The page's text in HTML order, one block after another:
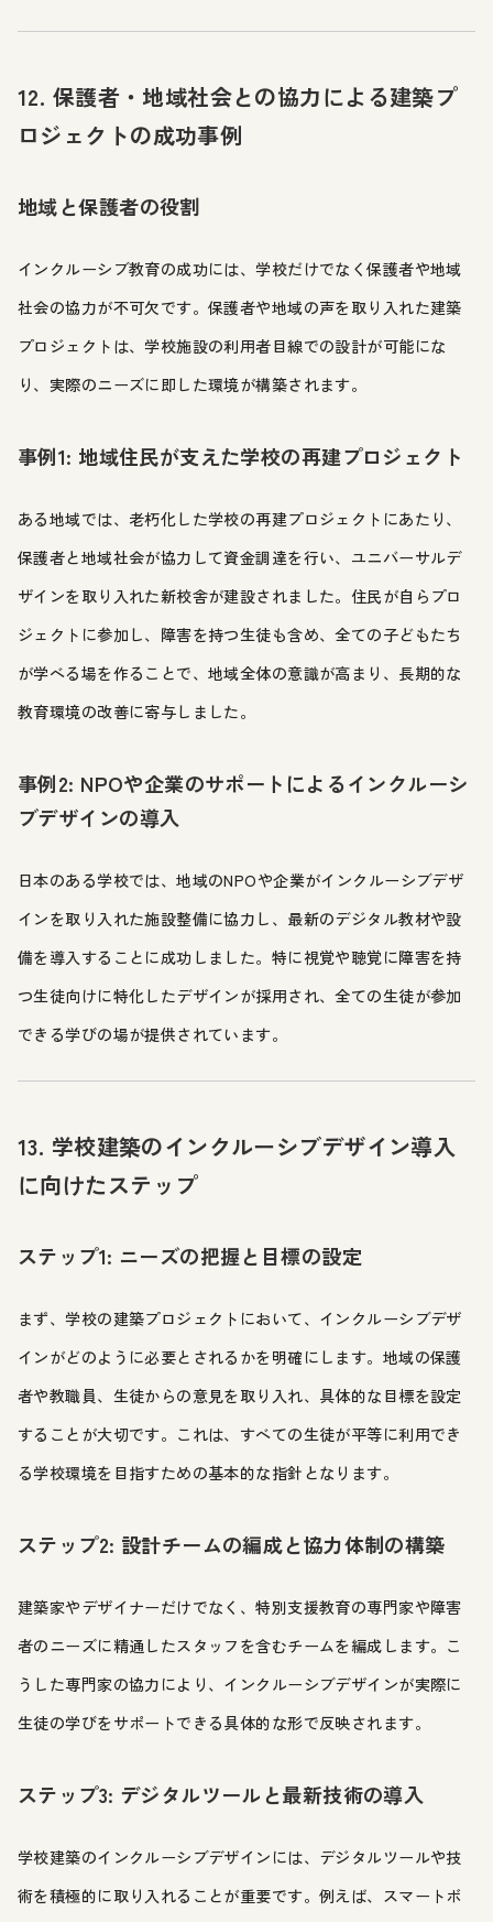
12. 保護者・地域社会との協力による建築プ
ロジェクトの成功事例
地域と保護者の役割
インクルーシブ教育の成功には、学校だけでなく保護者や地域
社会の協力が不可欠です。保護者や地域の声を取り入れた建築
プロジェクトは、学校施設の利用者目線での設計が可能にな
り、実際のニーズに即した環境が構築されます。
事例1: 地域住民が支えた学校の再建プロジェクト
ある地域では、老朽化した学校の再建プロジェクトにあたり、
保護者と地域社会が協力して資金調達を行い、ユニバーサルデ
ザインを取り入れた新校舎が建設されました。住民が自らプロ
ジェクトに参加し、障害を持つ生徒も含め、全ての子どもたち
が学べる場を作ることで、地域全体の意識が高まり、長期的な
教育環境の改善に寄与しました。
事例2: NPOや企業のサポートによるインクルーシ
ブデザインの導入
日本のある学校では、地域のNPOや企業がインクルーシブデザ
インを取り入れた施設整備に協力し、最新のデジタル教材や設
備を導入することに成功しました。特に視覚や聴覚に障害を持
つ生徒向けに特化したデザインが採用され、全ての生徒が参加
できる学びの場が提供されています。
13. 学校建築のインクルーシブデザイン導入
に向けたステップ
ステップ1: ニーズの把握と目標の設定
まず、学校の建築プロジェクトにおいて、インクルーシブデザ
インがどのように必要とされるかを明確にします。地域の保護
者や教職員、生徒からの意見を取り入れ、具体的な目標を設定
することが大切です。これは、すべての生徒が平等に利用でき
る学校環境を目指すための基本的な指針となります。
ステップ2: 設計チームの編成と協力体制の構築
建築家やデザイナーだけでなく、特別支援教育の専門家や障害
者のニーズに精通したスタッフを含むチームを編成します。こ
うした専門家の協力により、インクルーシブデザインが実際に
生徒の学びをサポートできる具体的な形で反映されます。
ステップ3: デジタルツールと最新技術の導入
学校建築のインクルーシブデザインには、デジタルツールや技
術を積極的に取り入れることが重要です。例えば、スマートボ